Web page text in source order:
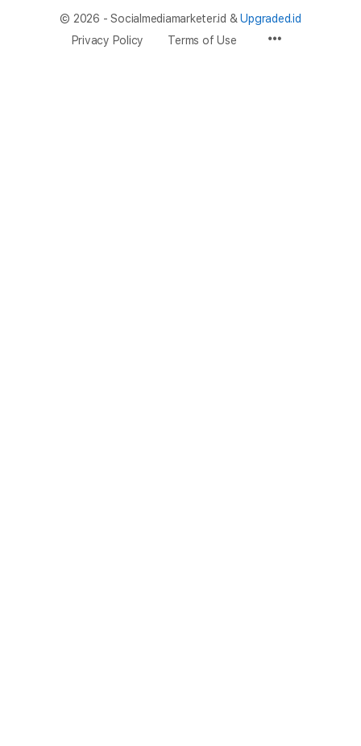
© 2026 - Socialmediamarketer.id &Upgraded.id
Privacy Policy
Terms of Use